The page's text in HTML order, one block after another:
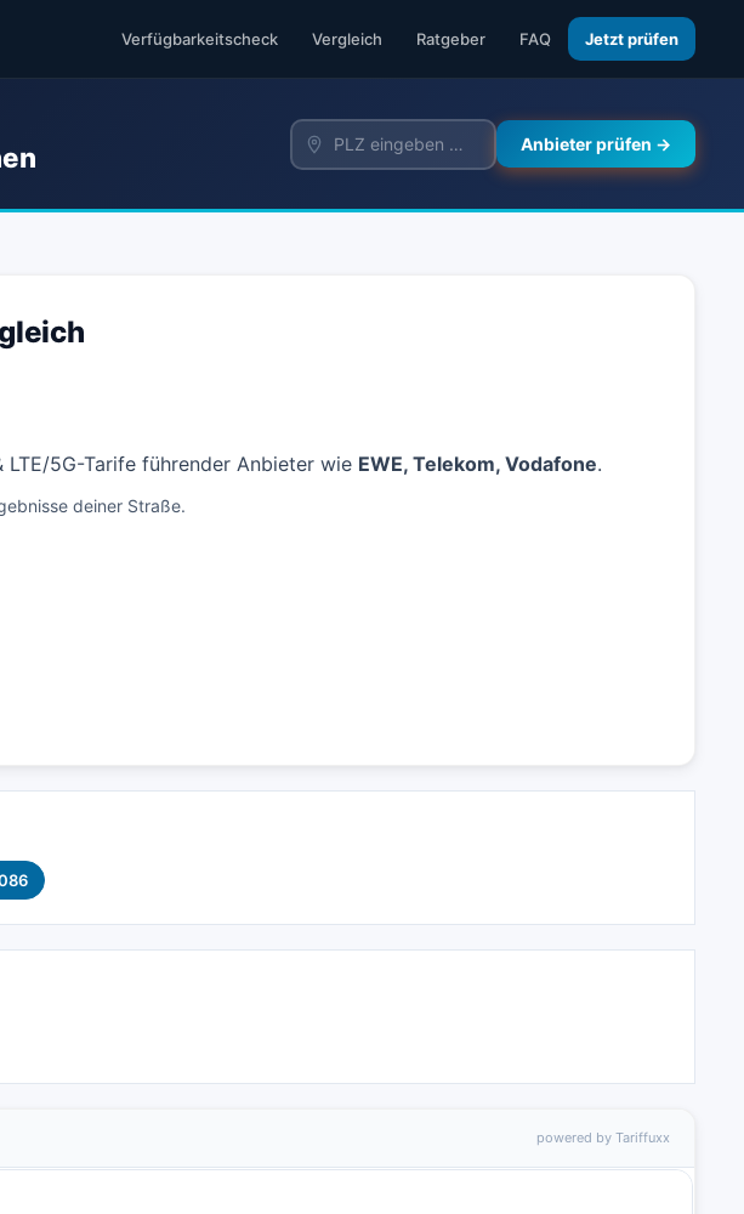
Verfügbarkeitscheck Vergleich Ratgeber FAQ Jetzt prüfen
Anbieter prüfen →
5G-Tarife führender Anbieter wie EWE, Telekom, Vodafone.
deiner Straße.
powered by Tariffuxx